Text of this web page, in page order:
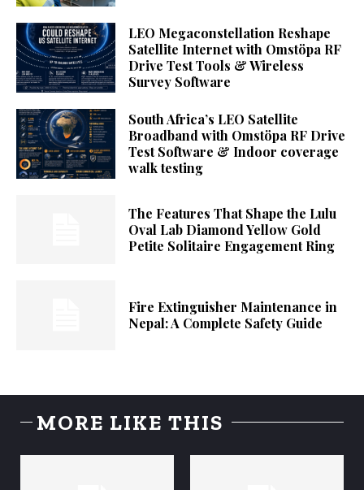
LEO Megaconstellation Reshape
Satellite Internet with Omstöpa RF
Drive Test Tools & Wireless
Survey Software
South Africa’s LEO Satellite
Broadband with Omstöpa RF Drive
Test Software & Indoor coverage
walk testing
The Features That Shape the Lulu
Oval Lab Diamond Yellow Gold
Petite Solitaire Engagement Ring
Fire Extinguisher Maintenance in
Nepal: A Complete Safety Guide
MORE LIKE THIS